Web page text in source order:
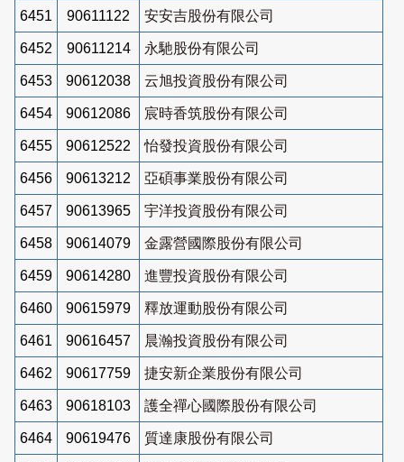
6451 90611122 安安吉股份有限公司
6452 90611214 永馳股份有限公司
6453 90612038 云旭投資股份有限公司
6454 90612086 宸時香筑股份有限公司
6455 90612522 怡發投資股份有限公司
6456 90613212 亞碩事業股份有限公司
6457 90613965 宇洋投資股份有限公司
6458 90614079 金露營國際股份有限公司
6459 90614280 進豐投資股份有限公司
6460 90615979 釋放運動股份有限公司
6461 90616457 晨瀚投資股份有限公司
6462 90617759 捷安新企業股份有限公司
6463 90618103 護全禪心國際股份有限公司
6464 90619476 質達康股份有限公司